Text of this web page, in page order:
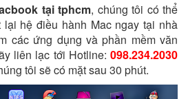
tại tphcm, chúng tôi có thể
hệ điều hành Mac ngay tại nhà
các ứng dụng và phần mềm văn
liên lạc tới Hotline: 098.234.2030
tôi sẽ có mặt sau 30 phút.